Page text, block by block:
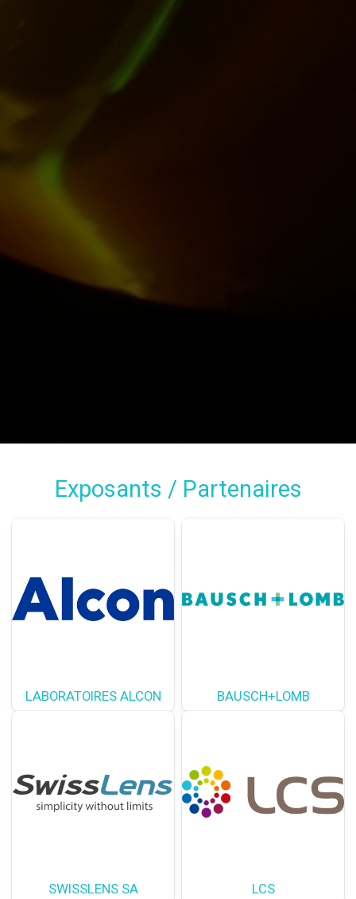
Exposants / Partenaires
LABORATOIRES ALCON BAUSCH+LOMB
SWISSLENS SA LCS